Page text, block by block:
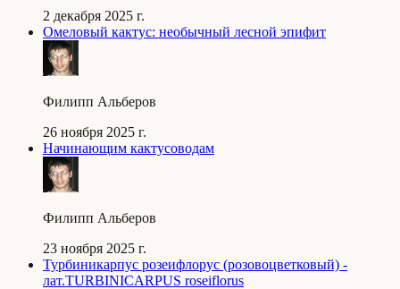
2 декабря 2025 г.
Омеловый кактус: необычный лесной эпифит
Филипп Альберов
26 ноября 2025 г.
Начинающим кактусоводам
Филипп Альберов
23 ноября 2025 г.
Турбиникарпус розеифлорус (розовоцветковый) -
лат.TURBINICARPUS roseiflorus